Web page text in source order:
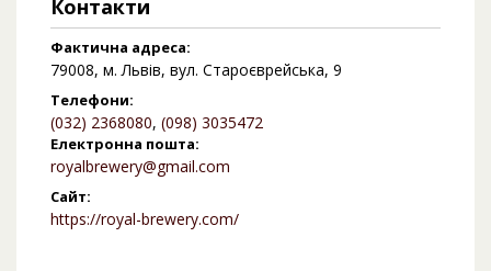
Контакти
Фактична адреса:
79008, м. Львів, вул. Староєврейська, 9
Телефони:
(032) 2368080, (098) 3035472
Електронна пошта:
royalbrewery@gmail.com
Сайт:
https://royal-brewery.com/